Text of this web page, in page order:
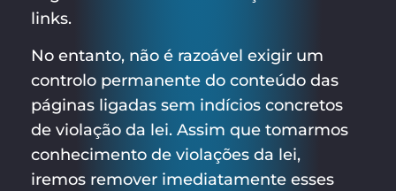
links.
No entanto, não é razoável exigir um
controlo permanente do conteúdo das
páginas ligadas sem indícios concretos
de violação da lei. Assim que tomarmos
conhecimento de violações da lei,
iremos remover imediatamente esses